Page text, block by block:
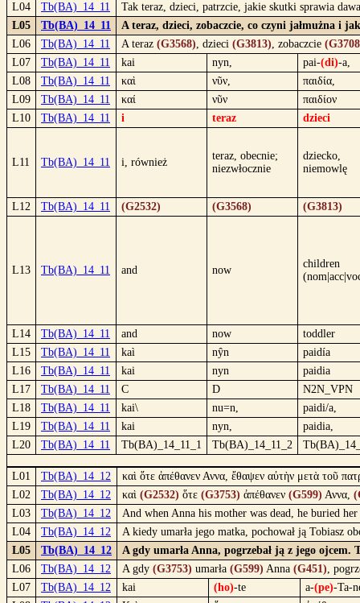
L04
Tb(BA)_14_11
Tak teraz, dzieci, patrzcie, jakie skutki sprawia
L05
Tb(BA)_14_11
A teraz, dzieci, zobaczcie, co czyni jałmużna i
L06
Tb(BA)_14_11 A teraz (G3568), dzieci (G3813), zobaczcie
L07
Tb(BA)_14_11 kai nyn, pai-(di)-a,
L08
Tb(BA)_14_11 καὶ νῦν,
παιδία,
L09
Tb(BA)_14_11 καί νῦν
παιδίον
L10
Tb(BA)_14_11 i teraz dzieci
L11 Tb(BA)_14_11 i, również
teraz, obecnie;
niezwłocznie
dziecko,
niemowlę
L12 Tb(BA)_14_11 (G2532) (G3568) (G3813)
L13 Tb(BA)_14_11 and now
children
L14 Tb(BA)_14_11 and now
toddler
L15
Tb(BA)_14_11 kaì nŷn
paidía
L16
Tb(BA)_14_11 kai nyn
paidia
L17
Tb(BA)_14_11 C D
N2N_VPN
L18
Tb(BA)_14_11 kai\ nu=n,
paidi/a,
L19
Tb(BA)_14_11 kai nyn,
paidia,
L20
Tb(BA)_14_11 Tb(BA)_14_11_1 Tb(BA)_14_11_2
L01 Tb(BA)_14_12
καὶ ὅτε ἀπέθανεν Αννα, ἔθαψεν αὐτὴν μετὰ τοῦ
L02
Tb(BA)_14_12 καὶ (G2532) ὅτε (G3753) ἀπέθανεν (G599) Αννα,
L03
Tb(BA)_14_12
And when Anna his mother was dead, he buried
L04
Tb(BA)_14_12
A kiedy umarła jego matka, pochował ją Tobiasz
L05
Tb(BA)_14_12
A gdy umarła Anna, pogrzebał ją z jego ojcem.
L06
Tb(BA)_14_12 A gdy (G3753) umarła (G599) Anna (G451),
L07
Tb(BA)_14_12 kai (ho)-te a-(pe)-Ta-